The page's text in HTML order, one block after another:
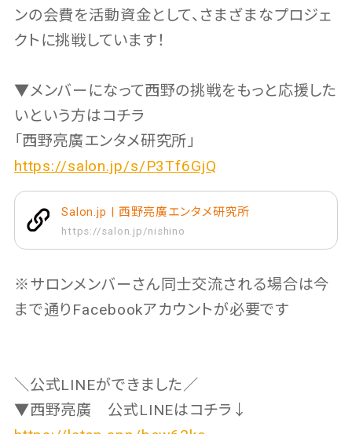
ンの会費を活動資金として、さまざまなプロジェ
クトに挑戦しています！
▼メンバーになって西野の挑戦をもっと応援した
いという方はコチラ
「西野亮廣エンタメ研究所」
https://salon.jp/s/P3Tf6GjQ
Salon.jp | 西野亮廣エンタメ研究所
https://salon.jp/nishino
※サロンメンバーさん同士交流される場合は今
まで通りFacebookアカウントが必要です
＼公式LINEができました／
▼西野亮廣 公式LINEはコチラ↓